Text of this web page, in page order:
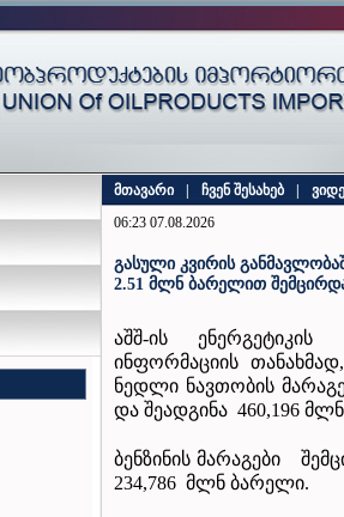
მთავარი ჩვენ შესახებ
06:23 07.08.2026
გასული კვირის
2.51 მლნ ბარელით
აშშ-ის
ინფორმაციის
ნედლი ნავთობის
და შეადგინა 460,196
ბენზინის მარაგები
234,786 მლნ ბარელი.